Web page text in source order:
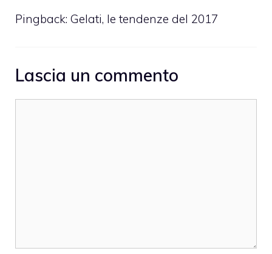
Pingback: Gelati, le tendenze del 2017
Lascia un commento